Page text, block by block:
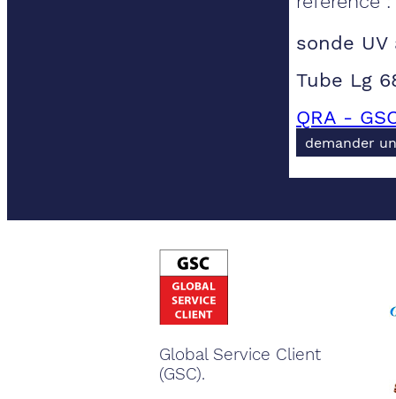
sonde
Tube Lg
QRA -
demander
Global Service Client
(GSC).